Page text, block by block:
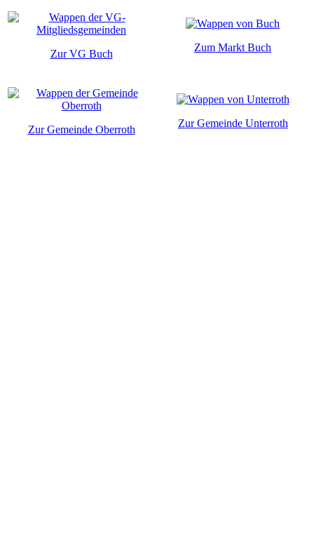
Zur VG Buch
Zum Markt Buch
Zur Gemeinde Oberroth
Zur Gemeinde Unterroth